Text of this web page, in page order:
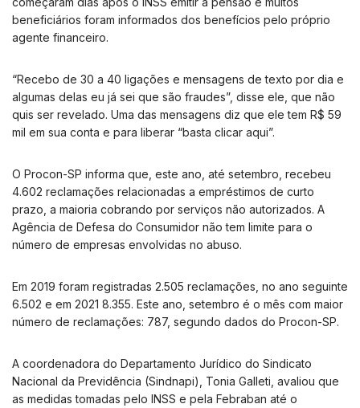
beneficiários foram informados dos benefícios pelo próprio
agente financeiro.
“Recebo de 30 a 40 ligações e mensagens de texto por dia e
algumas delas eu já sei que são fraudes”, disse ele, que não
quis ser revelado. Uma das mensagens diz que ele tem R$ 59
mil em sua conta e para liberar “basta clicar aqui”.
O Procon-SP informa que, este ano, até setembro, recebeu
4.602 reclamações relacionadas a empréstimos de curto
prazo, a maioria cobrando por serviços não autorizados. A
Agência de Defesa do Consumidor não tem limite para o
número de empresas envolvidas no abuso.
Em 2019 foram registradas 2.505 reclamações, no ano seguinte
6.502 e em 2021 8.355. Este ano, setembro é o mês com maior
número de reclamações: 787, segundo dados do Procon-SP.
A coordenadora do Departamento Jurídico do Sindicato
Nacional da Previdência (Sindnapi), Tonia Galleti, avaliou que
as medidas tomadas pelo INSS e pela Febraban até o